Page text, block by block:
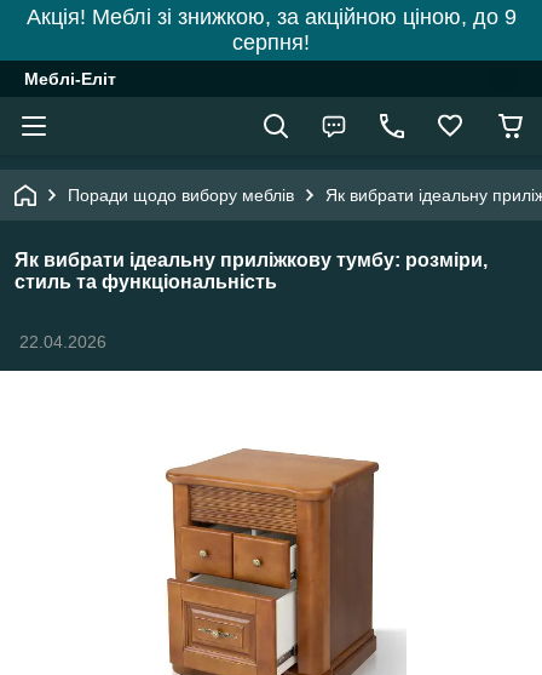
Акція! Меблі зі знижкою, за акційною ціною, до 9
серпня!
Меблі-Еліт
Поради щодо вибору меблів Як вибрати ідеальну
Як вибрати ідеальну приліжкову тумбу: розміри,
стиль та функціональність
22.04.2026